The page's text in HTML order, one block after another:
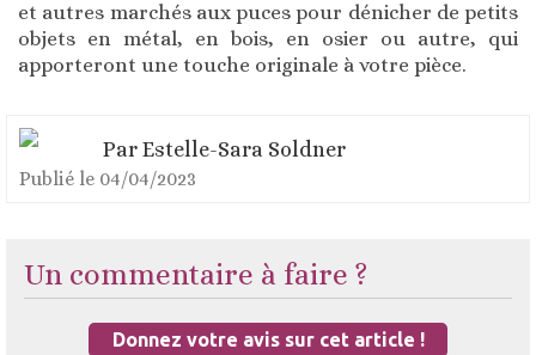
et autres marchés aux puces pour dénicher de petits
objets en métal, en bois, en osier ou autre, qui
apporteront une touche originale à votre pièce.
Par Estelle-Sara Soldner
Publié le 04/04/2023
Un commentaire à faire ?
Donnez votre avis sur cet article !